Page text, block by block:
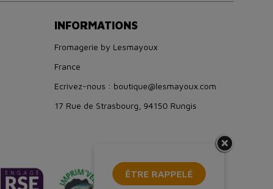
INFORMATIONS
Fromagerie by Lesmayoux
France
Ecrivez-nous : boutique@lesmayoux.com
17 Rue de Strasbourg, 94150 Rungis
ÊTRE RAPPELÉ